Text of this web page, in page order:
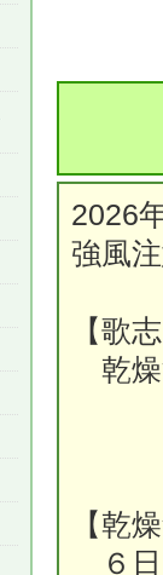
2026
強風
【歌
乾燥
【乾
６